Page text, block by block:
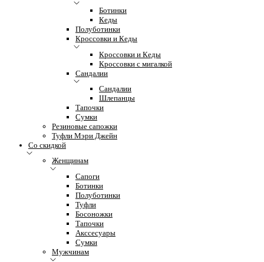
Ботинки
Кеды
Полуботинки
Кроссовки и Кеды
Кроссовки и Кеды
Кроссовки с мигалкой
Сандалии
Сандалии
Шлепанцы
Тапочки
Сумки
Резиновые сапожки
Туфли Мэри Джейн
Со скидкой
Женщинам
Сапоги
Ботинки
Полуботинки
Туфли
Босоножки
Тапочки
Акссесуары
Сумки
Мужчинам